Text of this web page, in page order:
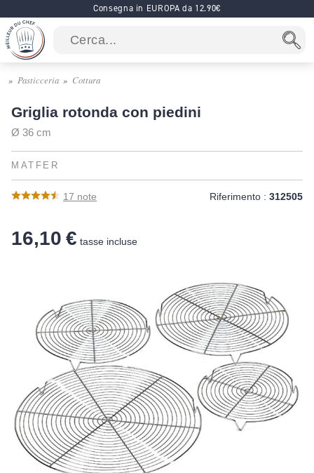
Consegna in EUROPA da 12.90€
Pasticceria Cottura
Griglia rotonda con piedini
Ø 36 cm
MATFER
17 note Riferimento : 312505
16,10 € tasse incluse